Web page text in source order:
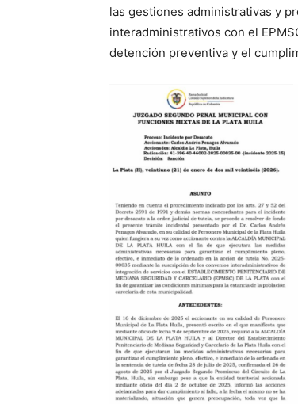
las gestiones administrativas y
interadministrativos con el
detención preventiva y el